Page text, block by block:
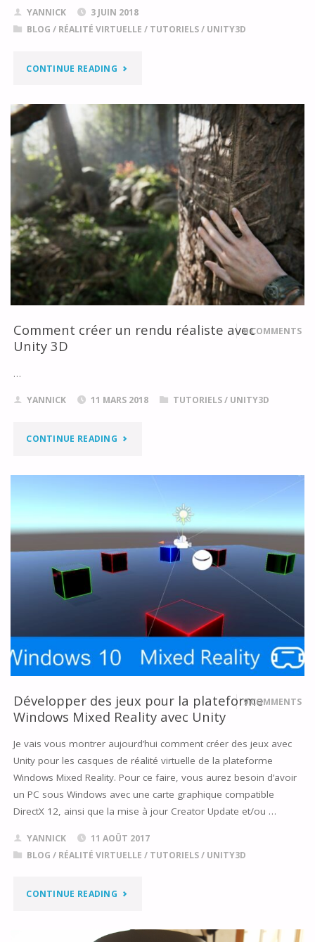
YANNICK
3 JUIN 2018
BLOG / RÉALITÉ VIRTUELLE / TUTORIELS/ UNITY3D
CONTINUE READING "UNITY
PRISE
EN
MAIN
DU
LIGHTWEIGHT
RENDER
Comment créer un rendu réaliste avec
Unity 3D
0 COMMENTS
…
YANNICK 11 MARS 2018 TUTORIELS/ UNITY3D
CONTINUE READING "COMMENT
RÉALISTE
3D"
Développer des jeux pour la plateforme
Windows Mixed Reality avec Unity
9 COMMENTS
Je vais vous montrer aujourd’hui comment créer des jeux avec
Unity pour les casques de réalité virtuelle de la plateforme
Windows Mixed Reality. Pour ce faire, vous aurez besoin d’avoir
un PC sous Windows avec une carte graphique compatible
DirectX 12, ainsi que la mise à jour Creator Update et/ou …
YANNICK
11 AOÛT 2017
BLOG / RÉALITÉ VIRTUELLE / TUTORIELS/ UNITY3D
CONTINUE READING "DÉVELOPPER